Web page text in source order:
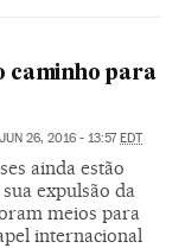
caminho para
JUN 26, 2016 - 13:57EDT
ainda estão
expulsão da
meios para
internacional